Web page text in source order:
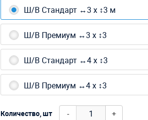
Ш/В Стандарт ↔3 х ↕3 м
Ш/В Премиум ↔3 х ↕3
Ш/В Стандарт ↔4 х ↕3
Ш/В Премиум ↔4 х ↕3
Количество, шт - +